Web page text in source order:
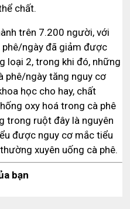
chất.
trên 7.200 người, với
ngày đã giảm được
loại 2, trong khi đó, những
phê/ngày tăng nguy cơ
học cho hay, chất
oxy hoá trong cà phê
trong ruột đây là nguyên
được nguy cơ mắc tiểu
xuyên uống cà phê.
bạn